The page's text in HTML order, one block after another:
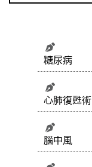
糖尿病
心肺復甦術
腦中風